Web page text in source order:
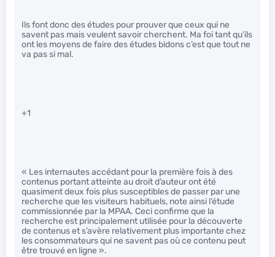
Ils font donc des études pour prouver que ceux qui ne
savent pas mais veulent savoir cherchent. Ma foi tant qu’ils
ont les moyens de faire des études bidons c’est que tout ne
va pas si mal.
+1
« Les internautes accédant pour la première fois à des
contenus portant atteinte au droit d’auteur ont été
quasiment deux fois plus susceptibles de passer par une
recherche que les visiteurs habituels, note ainsi l’étude
commissionnée par la MPAA. Ceci confirme que la
recherche est principalement utilisée pour la découverte
de contenus et s’avère relativement plus importante chez
les consommateurs qui ne savent pas où ce contenu peut
être trouvé en ligne ».